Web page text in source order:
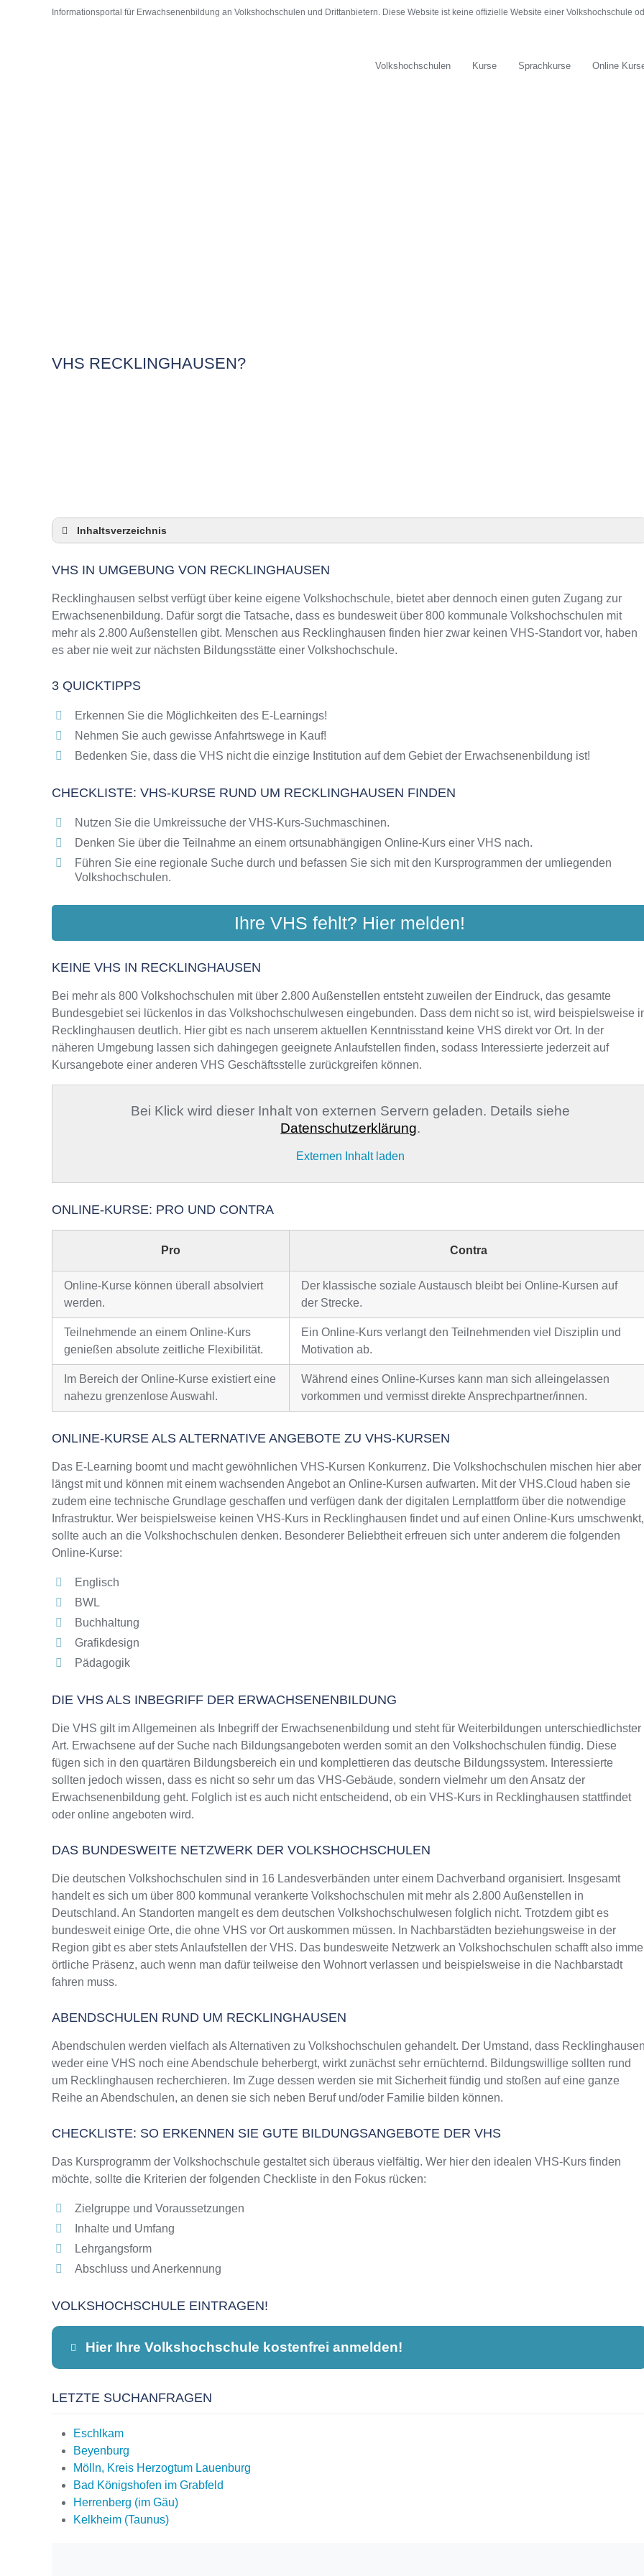
Informationsportal für Erwachsenenbildung an Volkshochschulen und Drittanbietern. Diese Website ist keine offizielle Website einer Volkshochschule
Volkshochschulen Kurse Sprachkurse Online
VHS RECKLINGHAUSEN?
Inhaltsverzeichnis
3 Quicktipps
Checkliste: VHS-Kurse rund um Recklinghausen finden
Keine VHS in Recklinghausen
Online-Kurse: Pro und Contra
Online-Kurse als alternative Angebote zu VHS-Kursen
Das bundesweite Netzwerk der Volkshochschulen
Abendschulen rund um Recklinghausen
Checkliste: So erkennen Sie gute Bildungsangebote der VHS
VHS IN UMGEBUNG VON RECKLINGHAUSEN
Recklinghausen selbst verfügt über keine eigene Volkshochschule, bietet aber dennoch einen guten Zugang zur
Erwachsenenbildung. Dafür sorgt die Tatsache, dass es bundesweit über 800 kommunale Volkshochschulen mit
mehr als 2.800 Außenstellen gibt. Menschen aus Recklinghausen finden hier zwar keinen VHS-Standort vor, haben
es aber nie weit zur nächsten Bildungsstätte einer Volkshochschule.
3 QUICKTIPPS
Erkennen Sie die Möglichkeiten des E-Learnings!
Nehmen Sie auch gewisse Anfahrtswege in Kauf!
Bedenken Sie, dass die VHS nicht die einzige Institution auf dem Gebiet der Erwachsenenbildung ist!
CHECKLISTE: VHS-KURSE RUND UM RECKLINGHAUSEN FINDEN
Nutzen Sie die Umkreissuche der VHS-Kurs-Suchmaschinen.
Denken Sie über die Teilnahme an einem ortsunabhängigen Online-Kurs einer VHS nach.
Führen Sie eine regionale Suche durch und befassen Sie sich mit den Kursprogrammen der umliegenden
Volkshochschulen.
Ihre VHS fehlt? Hier melden!
KEINE VHS IN RECKLINGHAUSEN
Bei mehr als 800 Volkshochschulen mit über 2.800 Außenstellen entsteht zuweilen der Eindruck, das gesamte
Bundesgebiet sei lückenlos in das Volkshochschulwesen eingebunden. Dass dem nicht so ist, wird beispielsweise
Recklinghausen deutlich. Hier gibt es nach unserem aktuellen Kenntnisstand keine VHS direkt vor Ort. In der
näheren Umgebung lassen sich dahingegen geeignete Anlaufstellen finden, sodass Interessierte jederzeit auf
Kursangebote einer anderen VHS Geschäftsstelle zurückgreifen können.
Bei Klick wird dieser Inhalt von externen Servern geladen. Details siehe
Datenschutzerklärung.
Externen Inhalt laden
ONLINE-KURSE: PRO UND CONTRA
Pro Contra
Online-Kurse können überall absolviert
werden.
Der klassische soziale Austausch bleibt bei Online-Kursen auf
der Strecke.
Teilnehmende an einem Online-Kurs
genießen absolute zeitliche Flexibilität.
Ein Online-Kurs verlangt den Teilnehmenden viel Disziplin und
Motivation ab.
Im Bereich der Online-Kurse existiert eine
nahezu grenzenlose Auswahl.
Während eines Online-Kurses kann man sich alleingelassen
vorkommen und vermisst direkte Ansprechpartner/innen.
ONLINE-KURSE ALS ALTERNATIVE ANGEBOTE ZU VHS-KURSEN
Das E-Learning boomt und macht gewöhnlichen VHS-Kursen Konkurrenz. Die Volkshochschulen mischen hier aber
längst mit und können mit einem wachsenden Angebot an Online-Kursen aufwarten. Mit der VHS.Cloud haben sie
zudem eine technische Grundlage geschaffen und verfügen dank der digitalen Lernplattform über die notwendige
Infrastruktur. Wer beispielsweise keinen VHS-Kurs in Recklinghausen findet und auf einen Online-Kurs umschwenkt,
sollte auch an die Volkshochschulen denken. Besonderer Beliebtheit erfreuen sich unter anderem die folgenden
Online-Kurse:
Englisch
BWL
Buchhaltung
Grafikdesign
Pädagogik
DIE VHS ALS INBEGRIFF DER ERWACHSENENBILDUNG
Die VHS gilt im Allgemeinen als Inbegriff der Erwachsenenbildung und steht für Weiterbildungen unterschiedlichster
Art. Erwachsene auf der Suche nach Bildungsangeboten werden somit an den Volkshochschulen fündig. Diese
fügen sich in den quartären Bildungsbereich ein und komplettieren das deutsche Bildungssystem. Interessierte
sollten jedoch wissen, dass es nicht so sehr um das VHS-Gebäude, sondern vielmehr um den Ansatz der
Erwachsenenbildung geht. Folglich ist es auch nicht entscheidend, ob ein VHS-Kurs in Recklinghausen stattfindet
oder online angeboten wird.
DAS BUNDESWEITE NETZWERK DER VOLKSHOCHSCHULEN
Die deutschen Volkshochschulen sind in 16 Landesverbänden unter einem Dachverband organisiert. Insgesamt
handelt es sich um über 800 kommunal verankerte Volkshochschulen mit mehr als 2.800 Außenstellen in
Deutschland. An Standorten mangelt es dem deutschen Volkshochschulwesen folglich nicht. Trotzdem gibt es
bundesweit einige Orte, die ohne VHS vor Ort auskommen müssen. In Nachbarstädten beziehungsweise in der
Region gibt es aber stets Anlaufstellen der VHS. Das bundesweite Netzwerk an Volkshochschulen schafft also
örtliche Präsenz, auch wenn man dafür teilweise den Wohnort verlassen und beispielsweise in die Nachbarstadt
fahren muss.
ABENDSCHULEN RUND UM RECKLINGHAUSEN
Abendschulen werden vielfach als Alternativen zu Volkshochschulen gehandelt. Der Umstand, dass
weder eine VHS noch eine Abendschule beherbergt, wirkt zunächst sehr ernüchternd. Bildungswillige sollten rund
um Recklinghausen recherchieren. Im Zuge dessen werden sie mit Sicherheit fündig und stoßen auf eine ganze
Reihe an Abendschulen, an denen sie sich neben Beruf und/oder Familie bilden können.
CHECKLISTE: SO ERKENNEN SIE GUTE BILDUNGSANGEBOTE DER VHS
Das Kursprogramm der Volkshochschule gestaltet sich überaus vielfältig. Wer hier den idealen VHS-Kurs finden
möchte, sollte die Kriterien der folgenden Checkliste in den Fokus rücken:
Zielgruppe und Voraussetzungen
Inhalte und Umfang
Lehrgangsform
Abschluss und Anerkennung
VOLKSHOCHSCHULE EINTRAGEN!
Hier Ihre Volkshochschule kostenfrei anmelden!
LETZTE SUCHANFRAGEN
Eschlkam
Beyenburg
Mölln, Kreis Herzogtum Lauenburg
Bad Königshofen im Grabfeld
Herrenberg (im Gäu)
Kelkheim (Taunus)